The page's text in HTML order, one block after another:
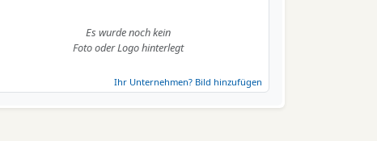
Es wurde noch kein
Foto oder Logo hinterlegt
Ihr Unternehmen? Bild hinzufügen